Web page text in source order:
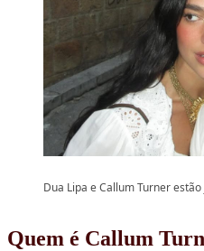
Dua Lipa e Callum Turner
Quem é Callum